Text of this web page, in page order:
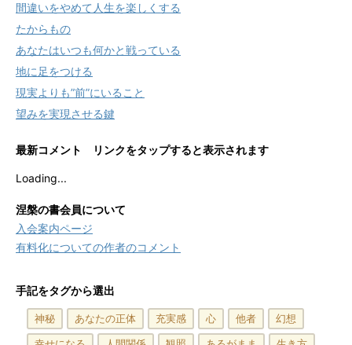
間違いをやめて人生を楽しくする
たからもの
あなたはいつも何かと戦っている
地に足をつける
現実よりも”前”にいること
望みを実現させる鍵
最新コメント リンクをタップすると表示されます
Loading...
涅槃の書会員について
入会案内ページ
有料化についての作者のコメント
手記をタグから選出
神秘 あなたの正体 充実感 心 他者
幻想